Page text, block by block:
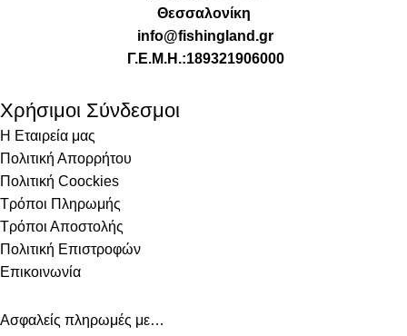
Θεσσαλονίκη
info@fishingland.gr
Γ.Ε.Μ.Η.:189321906000
Χρήσιμοι Σύνδεσμοι
Η Εταιρεία μας
Πολιτική Απορρήτου
Πολιτική Coockies
Τρόποι Πληρωμής
Τρόποι Αποστολής
Πολιτική Επιστροφών
Επικοινωνία
Ασφαλείς πληρωμές με…